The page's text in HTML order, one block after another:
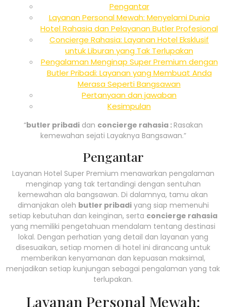
Pengantar
Layanan Personal Mewah: Menyelami Dunia
Hotel Rahasia dan Pelayanan Butler Profesional
Concierge Rahasia: Layanan Hotel Eksklusif
untuk Liburan yang Tak Terlupakan
Pengalaman Menginap Super Premium dengan
Butler Pribadi: Layanan yang Membuat Anda
Merasa Seperti Bangsawan
Pertanyaan dan jawaban
Kesimpulan
“butler pribadidan concierge rahasia :Rasakan
kemewahan sejati Layaknya Bangsawan.”
Pengantar
Layanan Hotel Super Premium menawarkan pengalaman
menginap yang tak tertandingi dengan sentuhan
kemewahan ala bangsawan. Di dalamnya, tamu akan
dimanjakan oleh butler pribadiyang siap memenuhi
setiap kebutuhan dan keinginan, serta concierge rahasia
yang memiliki pengetahuan mendalam tentang destinasi
lokal. Dengan perhatian yang detail dan layanan yang
disesuaikan, setiap momen di hotel ini dirancang untuk
memberikan kenyamanan dan kepuasan maksimal,
menjadikan setiap kunjungan sebagai pengalaman yang tak
terlupakan.
Layanan Personal Mewah: